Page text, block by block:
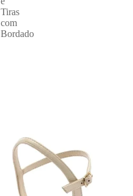
Tiras
com
Bordado